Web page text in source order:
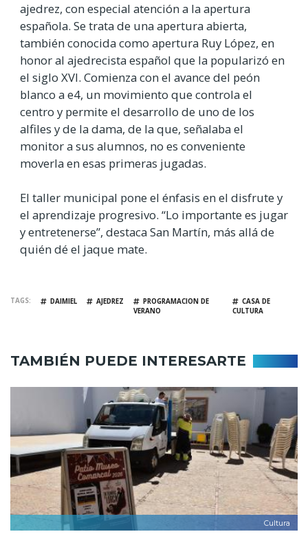
ajedrez, con especial atención a la apertura
española. Se trata de una apertura abierta,
también conocida como apertura Ruy López, en
honor al ajedrecista español que la popularizó en
el siglo XVI. Comienza con el avance del peón
blanco a e4, un movimiento que controla el
centro y permite el desarrollo de uno de los
alfiles y de la dama, de la que, señalaba el
monitor a sus alumnos, no es conveniente
moverla en esas primeras jugadas.
El taller municipal pone el énfasis en el disfrute y
el aprendizaje progresivo. “Lo importante es jugar
y entretenerse”, destaca San Martín, más allá de
quién dé el jaque mate.
TAGS DAIMIEL AJEDREZ
PROGRAMACION DE
VERANO
CASA DE
CULTURA
TAMBIÉN PUEDE INTERESARTE
Cultura